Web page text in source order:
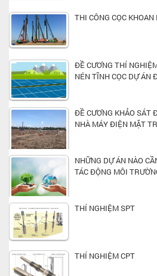
THI CÔNG CỌC KHOAN
ĐỀ CƯƠNG THÍ
NÉN TĨNH CỌC DỰ ÁN
ĐỀ CƯƠNG KHẢO SÁT
NHÀ MÁY ĐIỆN MẶT
NHỮNG DỰ ÁN NÀO
TÁC ĐỘNG MÔI
THÍ NGHIỆM SPT
THÍ NGHIỆM CPT